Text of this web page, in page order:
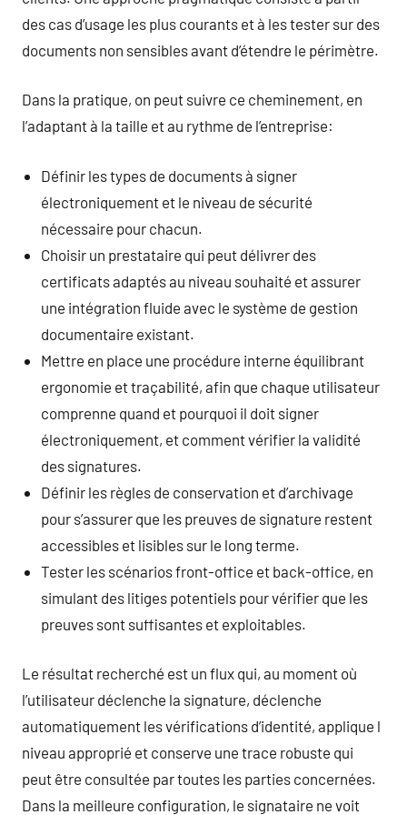
des cas d’usage les plus courants et à les tester sur des
documents non sensibles avant d’étendre le périmètre.
Dans la pratique, on peut suivre ce cheminement, en
l’adaptant à la taille et au rythme de l’entreprise:
Définir les types de documents à signer
électroniquement et le niveau de sécurité
nécessaire pour chacun.
Choisir un prestataire qui peut délivrer des
certificats adaptés au niveau souhaité et assurer
une intégration fluide avec le système de gestion
documentaire existant.
Mettre en place une procédure interne équilibrant
ergonomie et traçabilité, afin que chaque utilisateur
comprenne quand et pourquoi il doit signer
électroniquement, et comment vérifier la validité
des signatures.
Définir les règles de conservation et d’archivage
pour s’assurer que les preuves de signature restent
accessibles et lisibles sur le long terme.
Tester les scénarios front-office et back-office, en
simulant des litiges potentiels pour vérifier que les
preuves sont suffisantes et exploitables.
Le résultat recherché est un flux qui, au moment où
l’utilisateur déclenche la signature, déclenche
automatiquement les vérifications d’identité, applique l
niveau approprié et conserve une trace robuste qui
peut être consultée par toutes les parties concernées.
Dans la meilleure configuration, le signataire ne voit